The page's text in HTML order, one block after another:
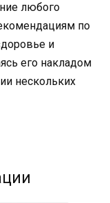
любого
по
и
его накладом
нескольких